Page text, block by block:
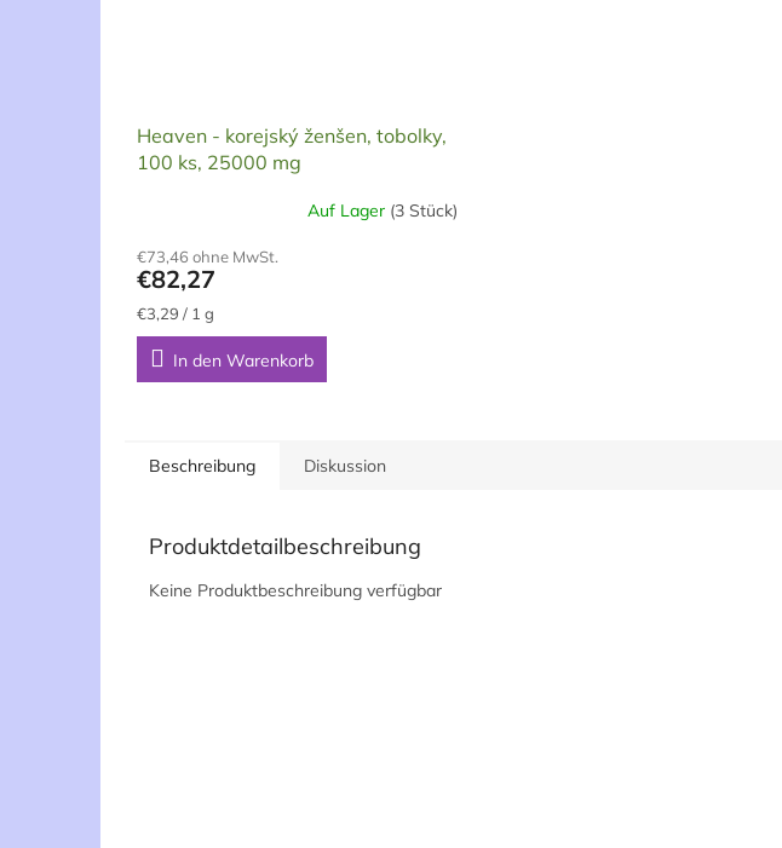
Heaven - korejský ženšen, tobolky,
100 ks, 25000 mg
Produktbewertung
ist
5,0
von
Auf Lager (3 Stück)
€73,46 ohne MwSt.
€82,27
Verkaufspreis:
€3,29 / 1 g
In den Warenkorb
Beschreibung Diskussion
Produktdetailbeschreibung
Keine Produktbeschreibung verfügbar